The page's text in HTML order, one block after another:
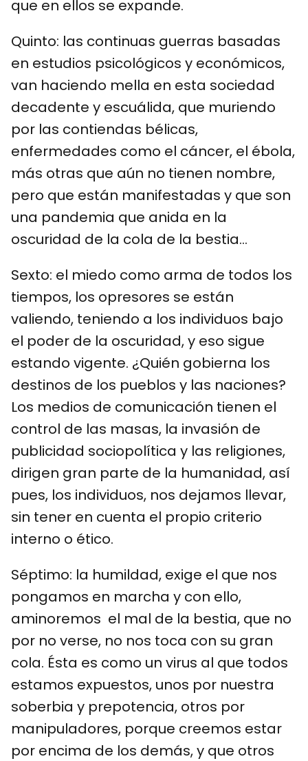
que en ellos se expande.
Quinto: las continuas guerras basadas
en estudios psicológicos y económicos,
van haciendo mella en esta sociedad
decadente y escuálida, que muriendo
por las contiendas bélicas,
enfermedades como el cáncer, el ébola,
más otras que aún no tienen nombre,
pero que están manifestadas y que son
una pandemia que anida en la
oscuridad de la cola de la bestia…
Sexto: el miedo como arma de todos los
tiempos, los opresores se están
valiendo, teniendo a los individuos bajo
el poder de la oscuridad, y eso sigue
estando vigente. ¿Quién gobierna los
destinos de los pueblos y las naciones?
Los medios de comunicación tienen el
control de las masas, la invasión de
publicidad sociopolítica y las religiones,
dirigen gran parte de la humanidad, así
pues, los individuos, nos dejamos llevar,
sin tener en cuenta el propio criterio
interno o ético.
Séptimo: la humildad, exige el que nos
pongamos en marcha y con ello,
aminoremos el mal de la bestia, que no
por no verse, no nos toca con su gran
cola. Ésta es como un virus al que todos
estamos expuestos, unos por nuestra
soberbia y prepotencia, otros por
manipuladores, porque creemos estar
por encima de los demás, y que otros